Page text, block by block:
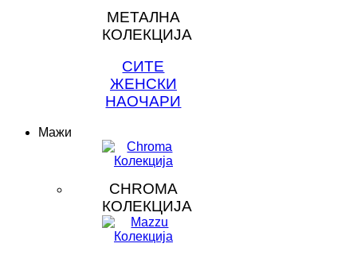
МЕТАЛНА
КОЛЕКЦИЈА
СИТЕ
ЖЕНСКИ
НАОЧАРИ
Мажи
CHROMA
КОЛЕКЦИЈА